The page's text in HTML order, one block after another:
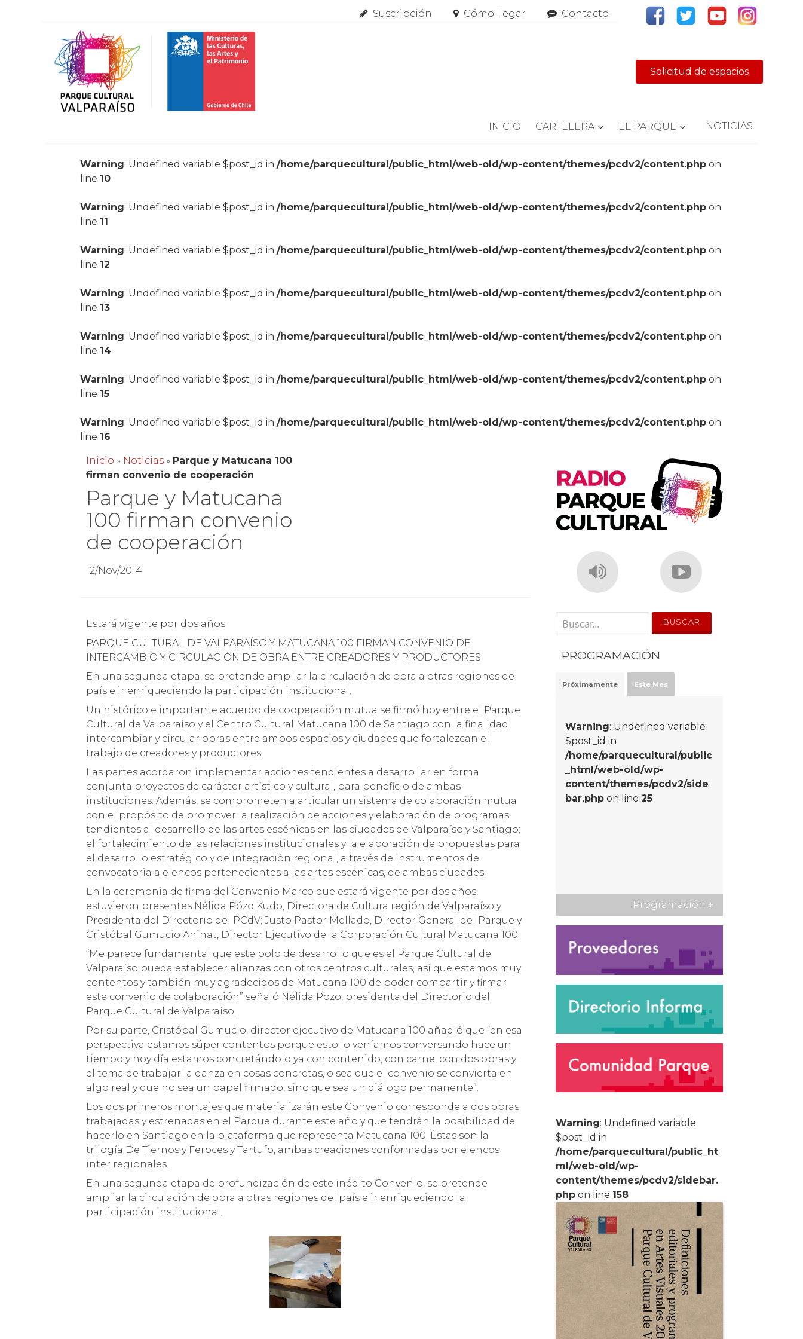
Suscripción Cómo llegar Contacto
Solicitud de espacios
INICIO CARTELERA EL PARQUE NOTICIAS
Warning: Undefined variable $post_id in/home/parquecultural/public_html/web-old/wp-content/themes/pcdv2/content.php on
line 10
Warning: Undefined variable $post_id in/home/parquecultural/public_html/web-old/wp-content/themes/pcdv2/content.php on
line 11
Warning: Undefined variable $post_id in/home/parquecultural/public_html/web-old/wp-content/themes/pcdv2/content.php on
line 12
Warning: Undefined variable $post_id in/home/parquecultural/public_html/web-old/wp-content/themes/pcdv2/content.php on
line 13
Warning: Undefined variable $post_id in/home/parquecultural/public_html/web-old/wp-content/themes/pcdv2/content.php on
line 14
Warning: Undefined variable $post_id in/home/parquecultural/public_html/web-old/wp-content/themes/pcdv2/content.php on
line 15
Warning: Undefined variable $post_id in/home/parquecultural/public_html/web-old/wp-content/themes/pcdv2/content.php on
line 16
Inicio » Noticias » Parque y Matucana 100
firman convenio de cooperación
Parque y Matucana
100 firman convenio
de cooperación
12/Nov/2014
Estará vigente por dos años
PARQUE CULTURAL DE VALPARAÍSO Y MATUCANA 100 FIRMAN CONVENIO DE
INTERCAMBIO Y CIRCULACIÓN DE OBRA ENTRE CREADORES Y PRODUCTORES
En una segunda etapa, se pretende ampliar la circulación de obra a otras regiones del
país e ir enriqueciendo la participación institucional.
Un histórico e importante acuerdo de cooperación mutua se firmó hoy entre el Parque
Cultural de Valparaíso y el Centro Cultural Matucana 100 de Santiago con la finalidad
intercambiar y circular obras entre ambos espacios y ciudades que fortalezcan el
trabajo de creadores y productores.
Las partes acordaron implementar acciones tendientes a desarrollar en forma
conjunta proyectos de carácter artístico y cultural, para beneficio de ambas
instituciones. Además, se comprometen a articular un sistema de colaboración mutua
con el propósito de promover la realización de acciones y elaboración de programas
tendientes al desarrollo de las artes escénicas en las ciudades de Valparaíso y Santiago;
el fortalecimiento de las relaciones institucionales y la elaboración de propuestas para
el desarrollo estratégico y de integración regional, a través de instrumentos de
convocatoria a elencos pertenecientes a las artes escénicas, de ambas ciudades.
En la ceremonia de firma del Convenio Marco que estará vigente por dos años,
estuvieron presentes Nélida Pózo Kudo, Directora de Cultura región de Valparaíso y
Presidenta del Directorio del PCdV; Justo Pastor Mellado, Director General del Parque y
Cristóbal Gumucio Aninat, Director Ejecutivo de la Corporación Cultural Matucana 100.
“Me parece fundamental que este polo de desarrollo que es el Parque Cultural de
Valparaíso pueda establecer alianzas con otros centros culturales, así que estamos muy
contentos y también muy agradecidos de Matucana 100 de poder compartir y firmar
este convenio de colaboración” señaló Nélida Pozo, presidenta del Directorio del
Parque Cultural de Valparaíso.
Por su parte, Cristóbal Gumucio, director ejecutivo de Matucana 100 añadió que “en esa
perspectiva estamos súper contentos porque esto lo veníamos conversando hace un
tiempo y hoy día estamos concretándolo ya con contenido, con carne, con dos obras y
el tema de trabajar la danza en cosas concretas, o sea que el convenio se convierta en
algo real y que no sea un papel firmado, sino que sea un diálogo permanente”.
Los dos primeros montajes que materializarán este Convenio corresponde a dos obras
trabajadas y estrenadas en el Parque durante este año y que tendrán la posibilidad de
hacerlo en Santiago en la plataforma que representa Matucana 100. Éstas son la
trilogía De Tiernos y Feroces y Tartufo, ambas creaciones conformadas por elencos
inter regionales.
En una segunda etapa de profundización de este inédito Convenio, se pretende
ampliar la circulación de obra a otras regiones del país e ir enriqueciendo la
participación institucional.
' . __('Search for:') . '
PROGRAMACIÓN
Próximamente Este Mes
Warning: Undefined variable
$post_id in
/home/parquecultural/public
_html/web-old/wp-
content/themes/pcdv2/side
bar.php on line25
Programación +
Warning: Undefined variable
$post_id in
/home/parquecultural/public_ht
ml/web-old/wp-
content/themes/pcdv2/sidebar.
php on line 158